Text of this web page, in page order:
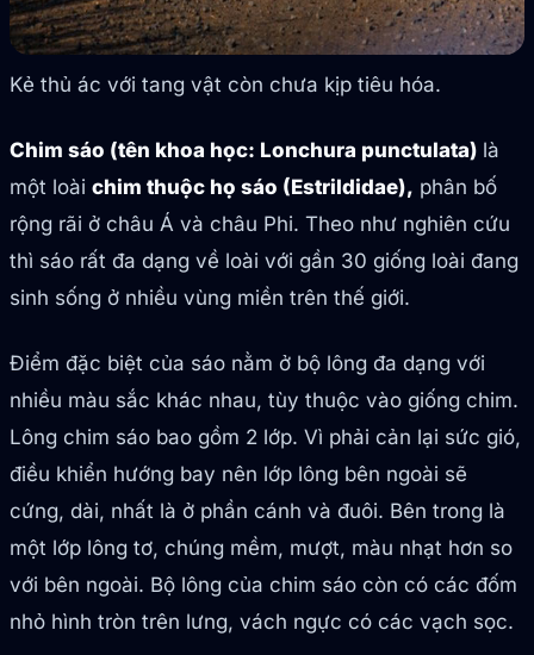
Kẻ thủ ác với tang vật còn chưa kịp tiêu hóa.
Chim sáo (tên khoa học: Lonchura punctulata) là
một loài chim thuộc họ sáo (Estrildidae), phân bố
rộng rãi ở châu Á và châu Phi. Theo như nghiên cứu
thì sáo rất đa dạng về loài với gần 30 giống loài đang
sinh sống ở nhiều vùng miền trên thế giới.
Điểm đặc biệt của sáo nằm ở bộ lông đa dạng với
nhiều màu sắc khác nhau, tùy thuộc vào giống chim.
Lông chim sáo bao gồm 2 lớp. Vì phải cản lại sức gió,
điều khiển hướng bay nên lớp lông bên ngoài sẽ
cứng, dài, nhất là ở phần cánh và đuôi. Bên trong là
một lớp lông tơ, chúng mềm, mượt, màu nhạt hơn so
với bên ngoài. Bộ lông của chim sáo còn có các đốm
nhỏ hình tròn trên lưng, vách ngực có các vạch sọc.